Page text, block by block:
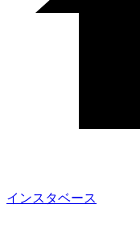
インスタベース